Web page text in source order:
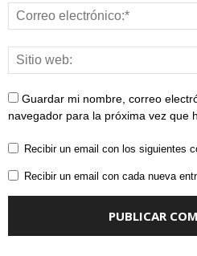
Guardar mi nombre, correo
navegador para la próxima vez que
Recibir un email con los siguientes
Recibir un email con cada nueva